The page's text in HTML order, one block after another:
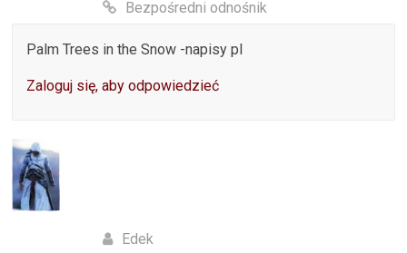
Bezpośredni odnośnik
Palm Trees in the Snow -napisy pl
Zaloguj się, aby odpowiedzieć
Edek